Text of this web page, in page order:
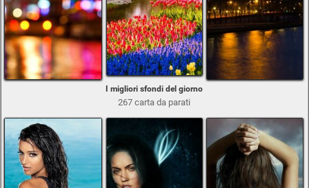
I migliori sfondi del giorno
267 carta da parati